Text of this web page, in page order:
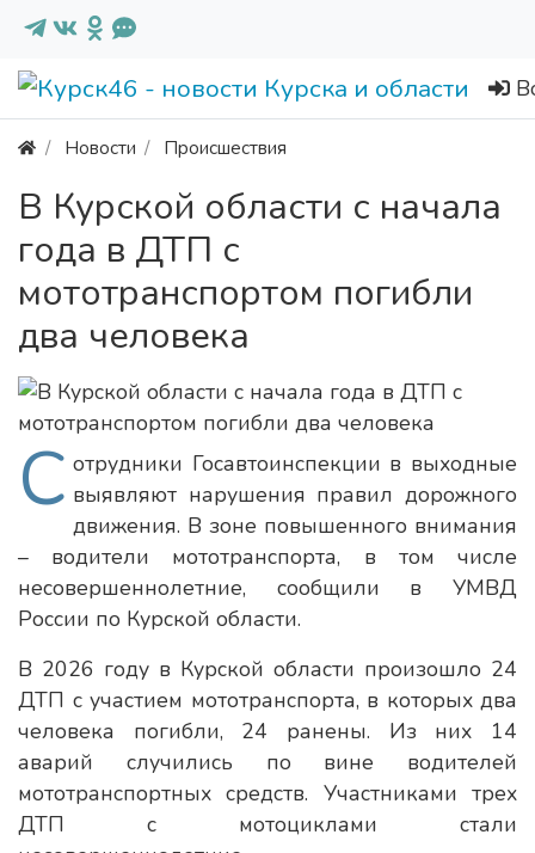
Новости Происшествия
В Курской области с начала
года в ДТП с
мототранспортом погибли
два человека
С отрудники Госавтоинспекции в выходные
выявляют нарушения правил дорожного
движения. В зоне повышенного внимания
– водители мототранспорта, в том числе
несовершеннолетние, сообщили в УМВД
России по Курской области.
В 2026 году в Курской области произошло 24
ДТП с участием мототранспорта, в которых два
человека погибли, 24 ранены. Из них 14
аварий случились по вине водителей
мототранспортных средств. Участниками трех
ДТП с мотоциклами стали